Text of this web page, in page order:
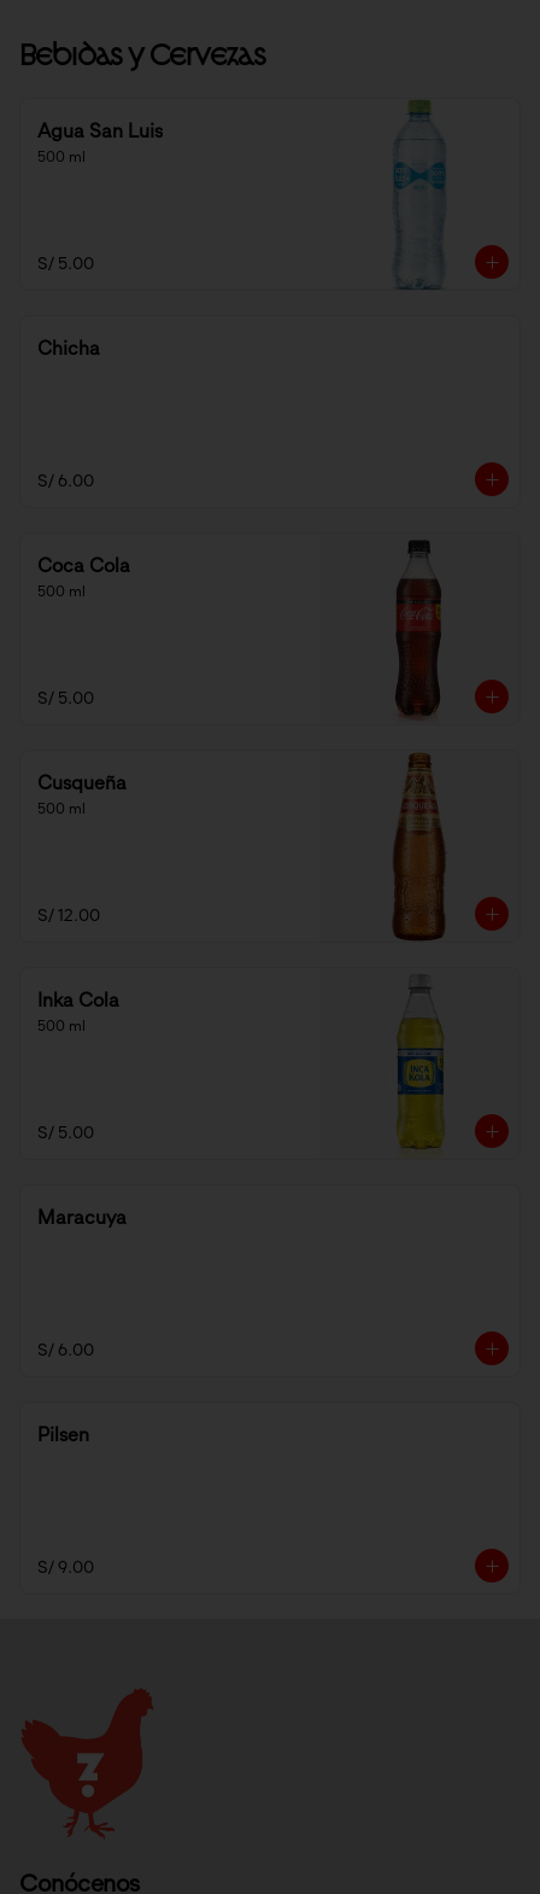
Bebidas y Cervezas
Agua San Luis
500 ml
S/ 5.00
Chicha
S/ 6.00
Coca Cola
500 ml
S/ 5.00
Cusqueña
500 ml
S/ 12.00
Inka Cola
500 ml
S/ 5.00
Maracuya
S/ 6.00
Pilsen
S/ 9.00
Conócenos